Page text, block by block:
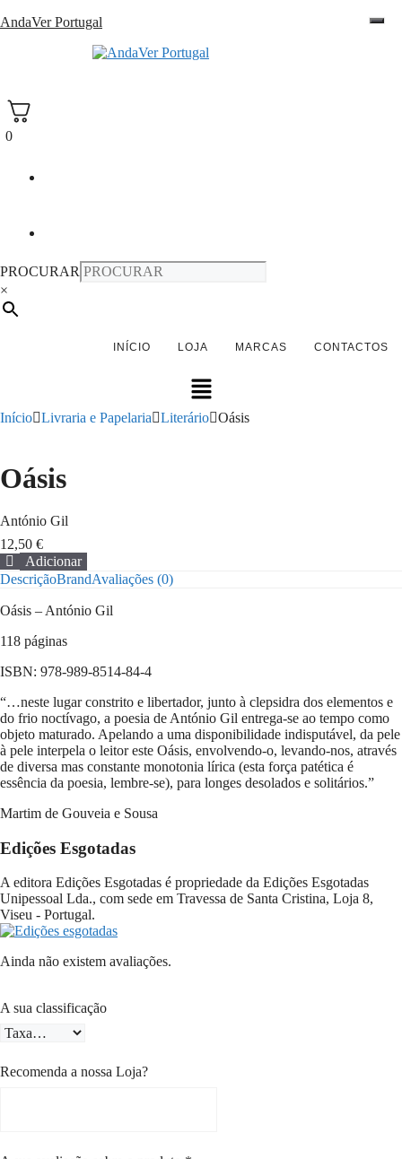
Saltar
AndaVer Portugal
0
PROCURAR
×
INÍCIO LOJA MARCAS CONTACTOS
Menu
Início Livraria e Papelaria Literário Oásis
Oásis
António Gil
12,50 €
Quantidade
de
Adicionar
DescriçãoBrandAvaliações (0)
Oásis – António Gil
118 páginas
ISBN: 978-989-8514-84-4
“…neste lugar constrito e libertador, junto à clepsidra dos elementos e
do frio noctívago, a poesia de António Gil entrega-se ao tempo como
objeto maturado. Apelando a uma disponibilidade indisputável, da pele
à pele interpela o leitor este Oásis, envolvendo-o, levando-nos, através
de diversa mas constante monotonia lírica (esta força patética é
essência da poesia, lembre-se), para longes desolados e solitários.”
Martim de Gouveia e Sousa
Edições Esgotadas
A editora Edições Esgotadas é propriedade da Edições Esgotadas
Unipessoal Lda., com sede em Travessa de Santa Cristina, Loja 8,
Viseu - Portugal.
Ainda não existem avaliações.
A sua classificação
Recomenda a nossa Loja?